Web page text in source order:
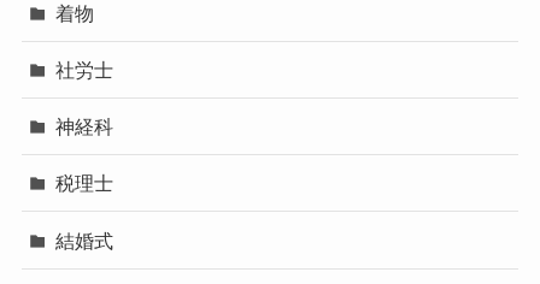
着物
社労士
神経科
税理士
結婚式